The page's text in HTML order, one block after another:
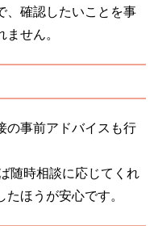
、確認したいことを事
せん。
の事前アドバイスも行
随時相談に応じてくれ
ほうが安心です。